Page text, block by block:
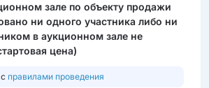
зале по объекту продажи
ни одного участника либо ни
в аукционном зале не
цена)
правилами проведения